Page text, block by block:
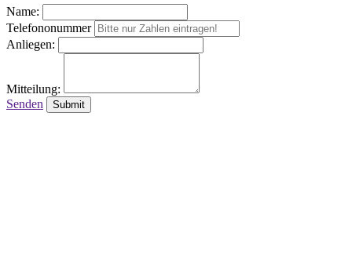
Name:
Telefononummer
Anliegen:
Mitteilung:
Senden